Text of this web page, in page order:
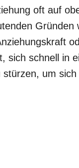
oft auf
Gründen
sich schnell in
stürzen, um